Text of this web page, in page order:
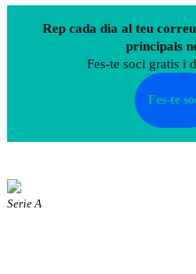
Rep cada dia al teu
principals
Fes-te soci gratis i
Fes-te
Serie A